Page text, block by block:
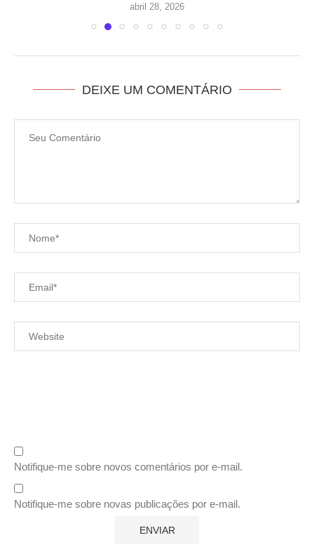
abril 28, 2026
DEIXE UM COMENTÁRIO
Notifique-me sobre novos comentários por e-mail.
Notifique-me sobre novas publicações por e-mail.